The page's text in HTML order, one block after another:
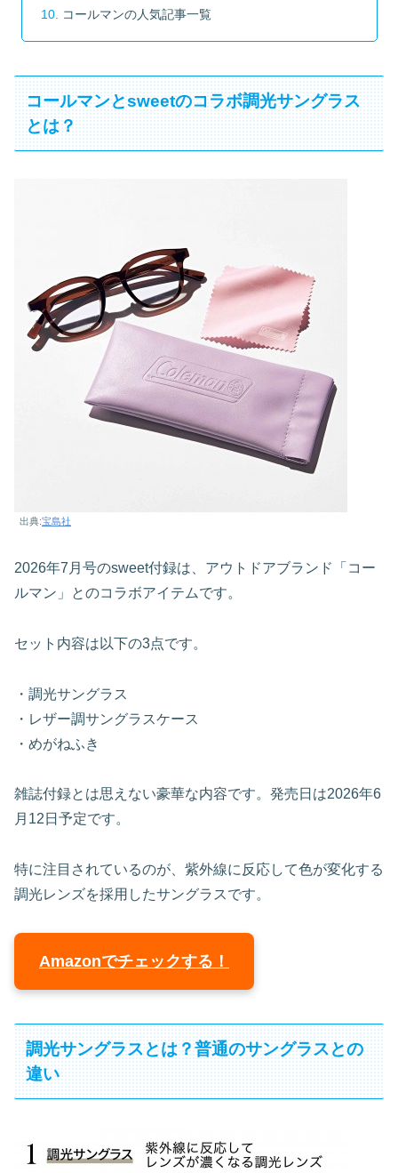
コールマンの人気記事一覧
コールマンとsweetのコラボ調光サングラス
とは？
出典:宝島社
2026年7月号のsweet付録は、アウトドアブランド「コー
ルマン」とのコラボアイテムです。
セット内容は以下の3点です。
・調光サングラス
・レザー調サングラスケース
・めがねふき
雑誌付録とは思えない豪華な内容です。発売日は2026年6
月12日予定です。
特に注目されているのが、紫外線に反応して色が変化する
調光レンズを採用したサングラスです。
Amazonでチェックする！
調光サングラスとは？普通のサングラスとの
違い